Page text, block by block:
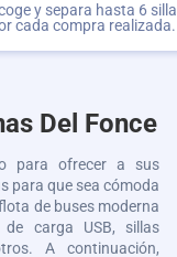
y separa hasta 6
cada compra realizada.
Del Fonce
para ofrecer a sus
para que sea cómoda
de buses moderna
carga USB, sillas
A continuación,